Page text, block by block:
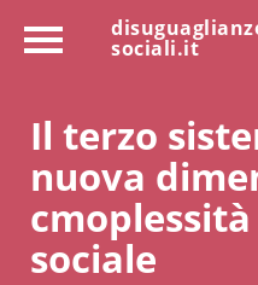
sociali.it
Il terzo
nuova
sociale